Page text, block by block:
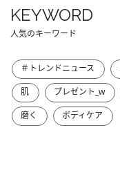
KEYWORD
人気のキーワード
＃トレンドニュース
肌
プレゼント_w
磨く
ボディケア